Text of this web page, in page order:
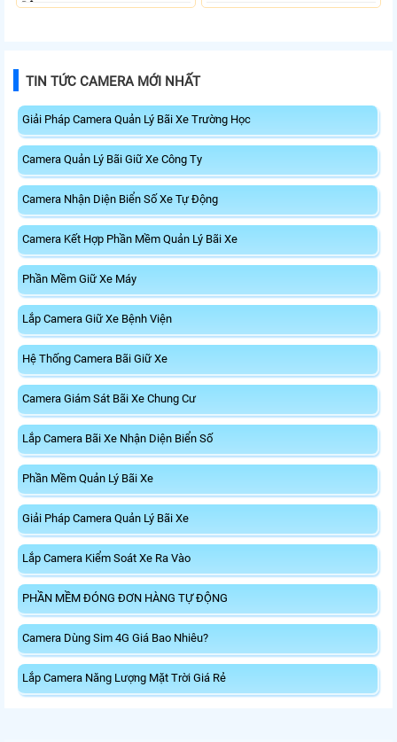
Động.
TIN TỨC CAMERA MỚI NHẤT
Giải Pháp Camera Quản Lý Bãi Xe Trường Học
Camera Quản Lý Bãi Giữ Xe Công Ty
Camera Nhận Diện Biển Số Xe Tự Động
Camera Kết Hợp Phần Mềm Quản Lý Bãi Xe
Phần Mềm Giữ Xe Máy
Lắp Camera Giữ Xe Bệnh Viện
Hệ Thống Camera Bãi Giữ Xe
Camera Giám Sát Bãi Xe Chung Cư
Lắp Camera Bãi Xe Nhận Diện Biển Số
Phần Mềm Quản Lý Bãi Xe
Giải Pháp Camera Quản Lý Bãi Xe
Lắp Camera Kiểm Soát Xe Ra Vào
PHẦN MỀM ĐÓNG ĐƠN HÀNG TỰ ĐỘNG
Camera Dùng Sim 4G Giá Bao Nhiêu?
Lắp Camera Năng Lượng Mặt Trời Giá Rẻ